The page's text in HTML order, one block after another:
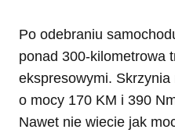
Po odebraniu
ponad 300-kilometrowa
ekspresowymi. Skrzynia
o mocy 170 KM i 390
Nawet nie wiecie jak